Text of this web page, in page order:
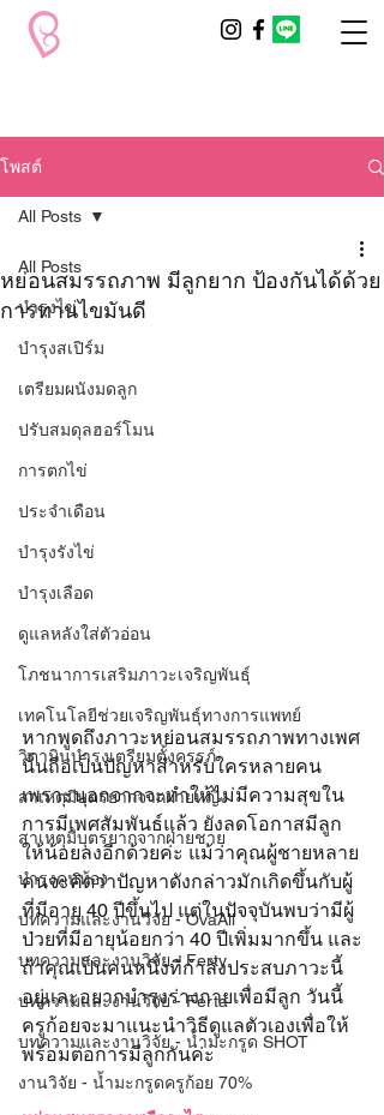
โพสต์
All Posts
บำรุงไข่
บำรุงสเปิร์ม
เตรียมผนังมดลูก
ปรับสมดุลฮอร์โมน
การตกไข่
ประจำเดือน
บำรุงรังไข่
บำรุงเลือด
ดูแลหลังใส่ตัวอ่อน
โภชนาการเสริมภาวะเจริญพันธุ์
เทคโนโลยีช่วยเจริญพันธุ์ทางการแพทย์
วิตามินบำรุงเตรียมตั้งครรภ์
สาเหตุมีบุตรยากจากฝ่ายหญิง
สาเหตุมีบุตรยากจากฝ่ายชาย
บำรุงคนท้อง
บทความและงานวิจัย - OvaAll
บทความและงานวิจัย - Ferty
บทความและงานวิจัย - Ferta
บทความและงานวิจัย - น้ำมะกรูด SHOT
งานวิจัย - น้ำมะกรูดครูก้อย 70%
All Posts
หย่อนสมรรถภาพ มีลูกยาก ป้องกันได้ด้วย
การทานไขมันดี
หากพูดถึงภาวะหย่อนสมรรถภาพทางเพศ
นั้นถือเป็นปัญหาสำหรับใครหลายคน
เพราะนอกจากจะทำให้ไม่มีความสุขใน
การมีเพศสัมพันธ์แล้ว ยังลดโอกาสมีลูก
ให้น้อยลงอีกด้วยค่ะ แม้ว่าคุณผู้ชายหลาย
คนจะคิดว่าปัญหาดังกล่าวมักเกิดขึ้นกับผู้
ที่มีอายุ 40 ปีขึ้นไป แต่ในปัจจุบันพบว่ามีผู้
ป่วยที่มีอายุน้อยกว่า 40 ปีเพิ่มมากขึ้น และ
ถ้าคุณเป็นคนหนึ่งที่กำลังประสบภาวะนี้
อยู่และอยากบำรุงร่างกายเพื่อมีลูก วันนี้
ครูก้อยจะมาแนะนำวิธีดูแลตัวเองเพื่อให้
พร้อมต่อการมีลูกกันค่ะ